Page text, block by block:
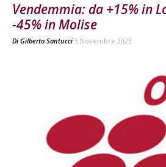
Vendemmia: da +15% in
-45% in Molise
Di Gilberto Santucci 5 Novembre 2023